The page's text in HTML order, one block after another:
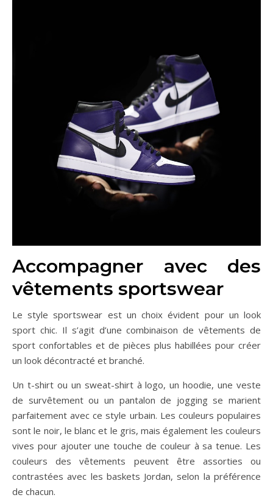
Accompagner avec des
vêtements sportswear
Le style sportswear est un choix évident pour un look
sport chic. Il s’agit d’une combinaison de vêtements de
sport confortables et de pièces plus habillées pour créer
un look décontracté et branché.
Un t-shirt ou un sweat-shirt à logo, un hoodie, une veste
de survêtement ou un pantalon de jogging se marient
parfaitement avec ce style urbain. Les couleurs populaires
sont le noir, le blanc et le gris, mais également les couleurs
vives pour ajouter une touche de couleur à sa tenue. Les
couleurs des vêtements peuvent être assorties ou
contrastées avec les baskets Jordan, selon la préférence
de chacun.